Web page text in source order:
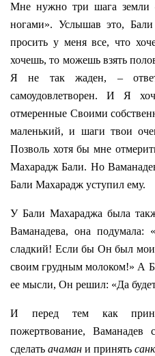
Мне нужно три шага
ногами». Услышав это,
просить у меня все, что
хочешь, то можешь взять
Я не так жаден, –
самоудовлетворен. И Я
отмеренные Своими
маленький, и шаги твои
Позволь хотя бы мне
Махарадж Бали. Но
Бали Махарадж уступил ему.
У Бали Махараджа была
Ваманадева, она подумала:
сладкий! Если бы Он был
своим грудным молоком!» А
ее мысли, Он решил: «Да
И перед тем как
пожертвование, Ваманадев
сделать ачаман и принять